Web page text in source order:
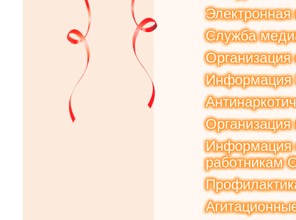
Служба
Организация
Информация
Организация
Информация
работникам